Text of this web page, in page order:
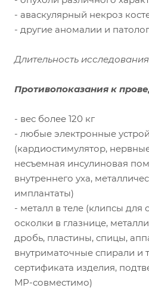
- аваскулярный некроз
- другие аномалии и
Длительность
Противопоказания к
- вес более 120 кг
- любые электронные
(кардиостимулятор,
несъемная инсулиновая
внутреннего уха,
имплантаты)
- металл в теле (клипсы для
осколки в глазнице,
дробь, пластины, спицы,
внутриматочные спирали и
сертификата изделия,
МР-совместимо)